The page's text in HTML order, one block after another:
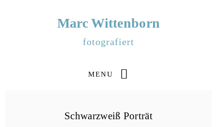
Marc Wittenborn
fotografiert
MENU
Schwarzweiß Porträt